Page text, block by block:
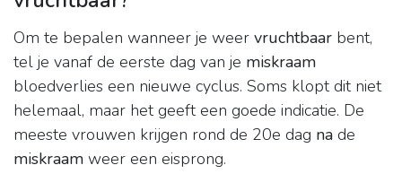
Om te bepalen wanneer je weer vruchtbaar bent,
tel je vanaf de eerste dag van je miskraam
bloedverlies een nieuwe cyclus. Soms klopt dit niet
helemaal, maar het geeft een goede indicatie. De
meeste vrouwen krijgen rond de 20e dag na de
miskraam weer een eisprong.